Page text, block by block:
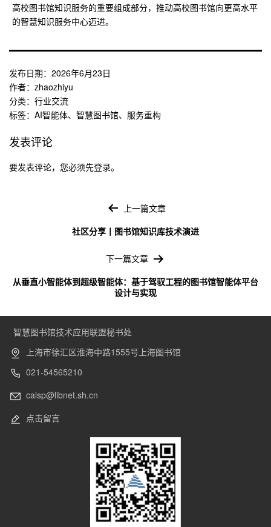
高校图书馆知识服务的重要组成部分，推动高校图书馆向更高水平
的智慧知识服务中心迈进。
发布日期： 2026年6月23日
作者： zhaozhiyu
分类： 行业交流
标签： AI智能体、 智慧图书馆、 服务重构
发表评论
要发表评论，您必须先登录。
上一篇文章
社区分享丨图书馆知识库技术演进
下一篇文章
从垂直小智能体到超级智能体：基于驾驭工程的图书馆智能体平台
设计与实现
智慧图书馆技术应用联盟秘书处
上海市徐汇区淮海中路1555号上海图书馆
021-54565210
calsp@libnet.sh.cn
点击留言